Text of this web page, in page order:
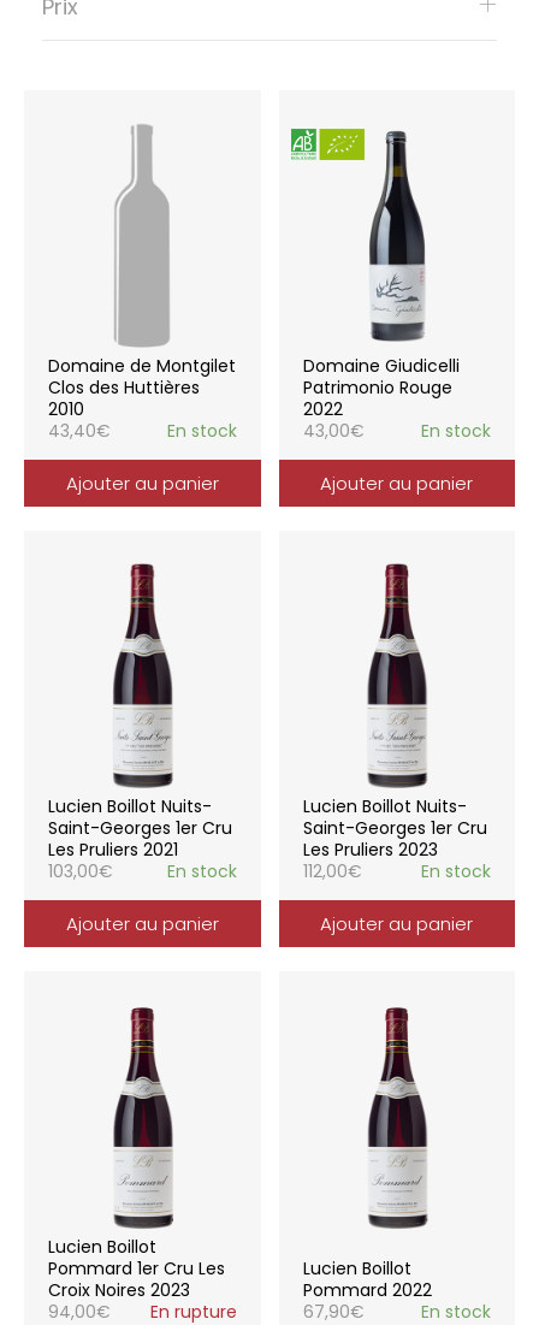
Domaine de Montgilet
Clos des Huttières
2010
43,40€ En stock
Ajouter au panier
Domaine Giudicelli
Patrimonio Rouge
2022
43,00€ En stock
Ajouter au panier
Lucien Boillot Nuits-
Saint-Georges 1er Cru
Les Pruliers 2021
103,00€ En stock
Ajouter au panier
Lucien Boillot Nuits-
Saint-Georges 1er Cru
Les Pruliers 2023
112,00€ En stock
Ajouter au panier
Lucien Boillot
Pommard 1er Cru Les
Croix Noires 2023
94,00€ En rupture
Lucien Boillot
Pommard 2022
67,90€ En stock
Prix